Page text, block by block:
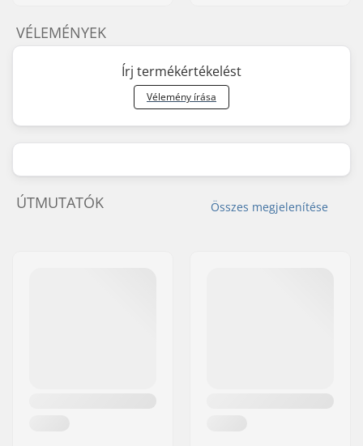
VÉLEMÉNYEK
Írj termékértékelést
Vélemény írása
Összes megjelenítése
ÚTMUTATÓK